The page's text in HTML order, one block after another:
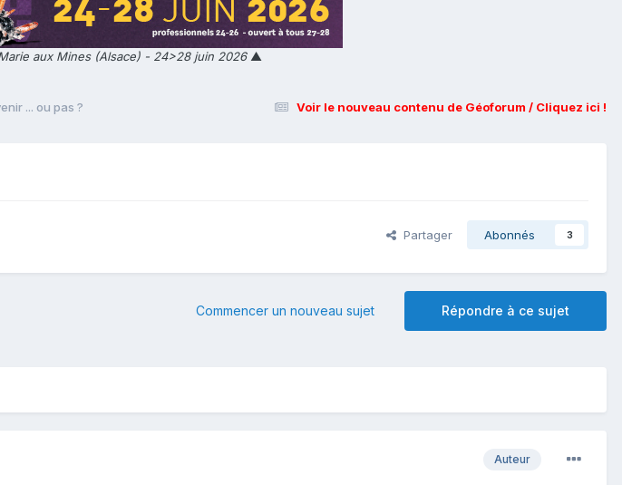
aux Mines (Alsace) - 24>28 juin 2026▲
Voir le nouveau contenu de Géoforum / Cliquez ici !
... ou pas ?
Partager Abonnés 3
Répondre à ce sujet
Commencer un nouveau sujet
Auteur